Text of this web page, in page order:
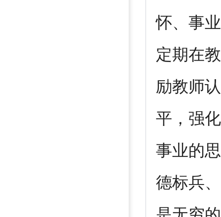
怀、事
定期在
励教师
平，强
事业的
德标兵